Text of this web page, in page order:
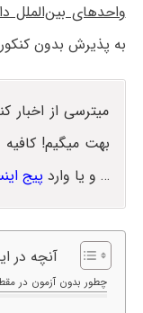
واحدهای بین‌الملل
به پذیرش بدون
میترسی از اخبار
بهت میگیم!
… و یا وارد پیج
آنچه در
چطور بدون آزمون در